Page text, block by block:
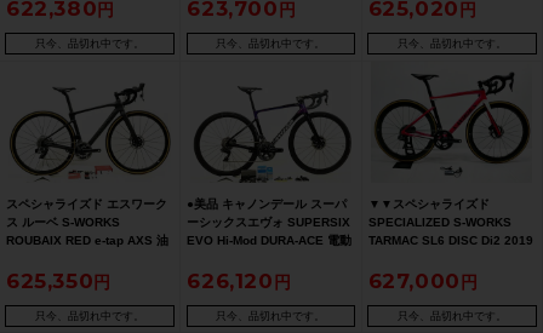
2025年 E-BIKE 電動アシスト
自転車 56size
CypressMetallic/BlackLiqui
dMetal【期間限定 7/28 午前
622,380
只今、品切れ中です。
バイク 52サイズ BK
623,700
只今、品切れ中です。
ンロードバイク 50(S) BK/WT
625,020
只今、品切れ中です。
スペシャライズド エスワーク
ス ルーベ S-WORKS
ROUBAIX RED e-tap AXS 油
ンロードバイク 49サイズ ブラ
625,350
只今、品切れ中です。
●美品 キャノンデール スーパ
ーシックスエヴォ SUPERSIX
EVO Hi-Mod DURA-ACE 電動
ンロードバイク 48サイズ
626,120
只今、品切れ中です。
▼▼スペシャライズド
SPECIALIZED S-WORKS
TARMAC SL6 DISC Di2 2019
サイズ 2×11速 レッド（サイ
クルパラダイス福岡より配
627,000
只今、品切れ中です。